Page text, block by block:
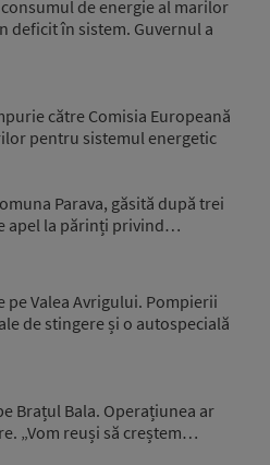
de energie al marilor
deficit în sistem. Guvernul a
către Comisia Europeană
pentru sistemul energetic
Parava, găsită după trei
apel la părinți privind…
pe Valea Avrigului. Pompierii
de stingere și o autospecială
Brațul Bala. Operațiunea ar
„Vom reuși să creștem…